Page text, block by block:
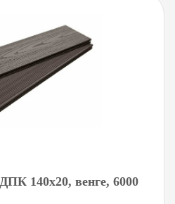
140х20, венге, 6000